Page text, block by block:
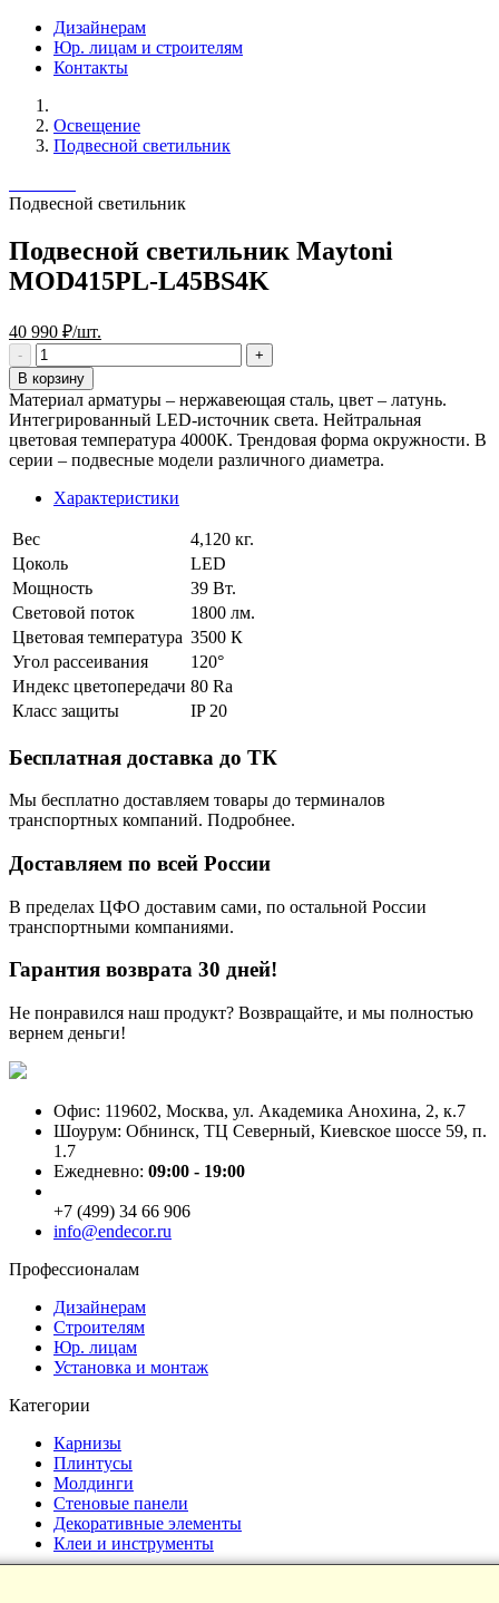
Дизайнерам
Юр. лицам и строителям
Контакты
Освещение
Подвесной светильник
Подвесной светильник
Подвесной светильник Maytoni
MOD415PL-L45BS4K
40 990 ₽/шт.
В корзину
Материал арматуры – нержавеющая сталь, цвет – латунь.
Интегрированный LED-источник света. Нейтральная
цветовая температура 4000К. Трендовая форма окружности. В
серии – подвесные модели различного диаметра.
Характеристики
Вес
4,120 кг.
Цоколь
LED
Мощность
39 Вт.
Световой поток
1800 лм.
Цветовая температура 3500 К
Угол рассеивания
120°
Индекс цветопередачи 80 Ra
Класс защиты
IP 20
Бесплатная доставка до ТК
Мы бесплатно доставляем товары до терминалов
транспортных компаний. Подробнее.
Доставляем по всей России
В пределах ЦФО доставим сами, по остальной России
транспортными компаниями.
Гарантия возврата 30 дней!
Не понравился наш продукт? Возвращайте, и мы полностью
вернем деньги!
Офис: 119602, Москва, ул. Академика Анохина, 2, к.7
Шоурум: Обнинск, ТЦ Северный, Киевское шоссе 59, п.
1.7
Ежедневно: 09:00 - 19:00
+7 (499) 34 66 906
info@endecor.ru
Профессионалам
Дизайнерам
Строителям
Юр. лицам
Установка и монтаж
Категории
Карнизы
Плинтусы
Молдинги
Стеновые панели
Декоративные элементы
Клеи и инструменты